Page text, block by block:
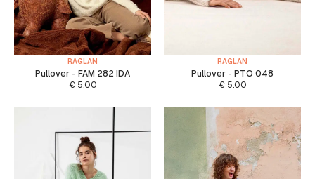
RAGLAN
Pullover - FAM 282 IDA
€5.00
RAGLAN
Pullover - PTO 048
€5.00